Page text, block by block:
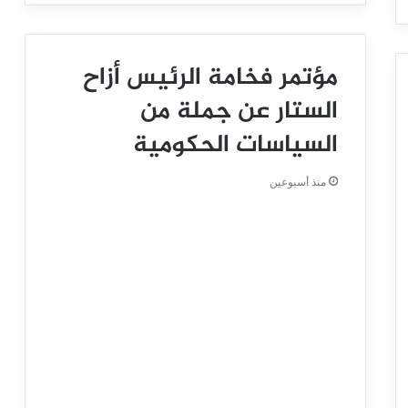
مؤتمر فخامة الرئيس أزاح
الستار عن جملة من
السياسات الحكومية
منذ أسبوعين